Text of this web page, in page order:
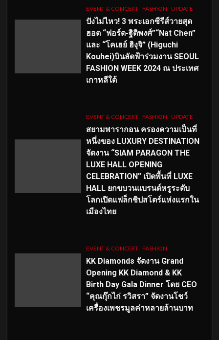
EVENT & CONCERT FASHION UPDATE
ปังไม่ไหว! 3 พระเอกซีรีส์วายสุด
ฮอต “ฟอร์ด-ฐิติพงศ์”“Nat Chen”
และ “โคเฮย์ ฮิงุจิ” (Higuchi
Kouhei)บินลัดฟ้าร่วมงาน SEOUL
FASHION WEEK 2024 ณ ประเทศ
เกาหลีใต้
EVENT & CONCERT FASHION UPDATE
สยามพารากอน ครองความเป็นที่
หนึ่งของ LUXURY DESTINATION
จัดงาน “SIAM PARAGON THE
LUXE HALL OPENING
CELEBRATION” เปิดพื้นที่ LUXE
HALL ยกขบวนแบรนด์หรูระดับ
โลกเปิดแฟล็กชิปสโตร์แห่งแรกใน
เมืองไทย
EVENT & CONCERT FASHION
KK Diamonds จัดงาน Grand
Opening KK Diamond & KK
Birth Day Gala Dinner โดย CEO
“คุณกุ๊กไก่ รวิสรา” จัดงานโชว์
เครื่องเพชรมูลค่าหลายล้านบาท